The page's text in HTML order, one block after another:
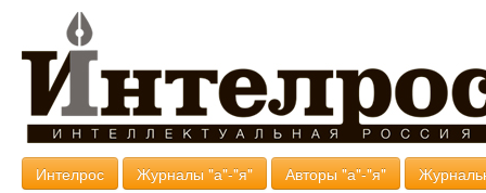
Интелрос Журналы "а"-"я" Авторы "а"-"я"